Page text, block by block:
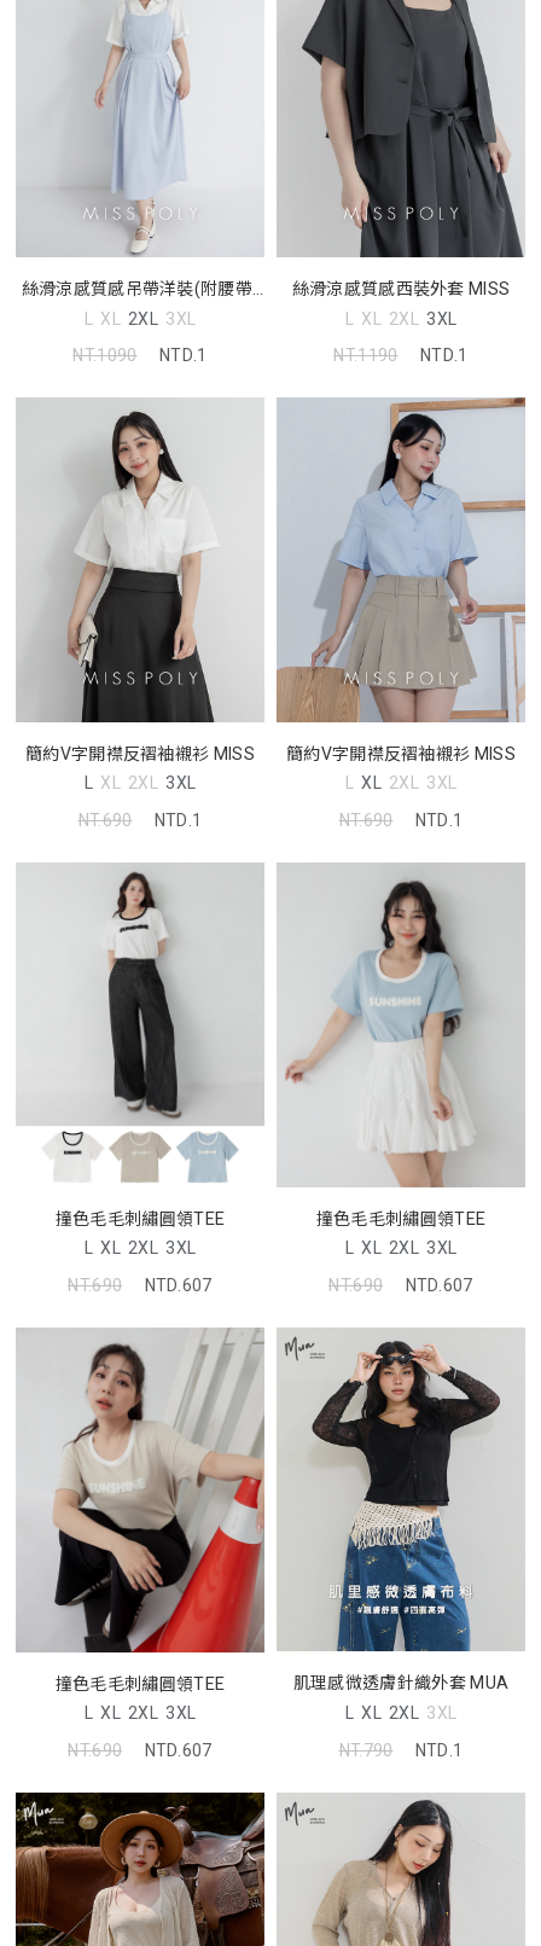
絲滑涼感質感吊帶洋裝(附腰帶)
MISS
L XL 2XL 3XL
NT.1090
NTD.1
絲滑涼感質感西裝外套 MISS
L XL 2XL 3XL
NT.1190
NTD.1
簡約V字開襟反褶袖襯衫 MISS
L XL 2XL 3XL
NT.690
NTD.1
簡約V字開襟反褶袖襯衫 MISS
L XL 2XL 3XL
NT.690
NTD.1
撞色毛毛刺繡圓領TEE
L XL 2XL 3XL
NT.690
NTD.607
撞色毛毛刺繡圓領TEE
L XL 2XL 3XL
NT.690
NTD.607
撞色毛毛刺繡圓領TEE
L XL 2XL 3XL
NT.690
NTD.607
肌理感微透膚針織外套 MUA
L XL 2XL 3XL
NT.790
NTD.1